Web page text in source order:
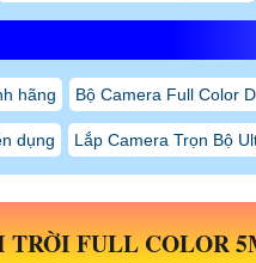
hãng Bộ Camera Full Color
dụng Lắp Camera Trọn Bộ
FULL COLOR